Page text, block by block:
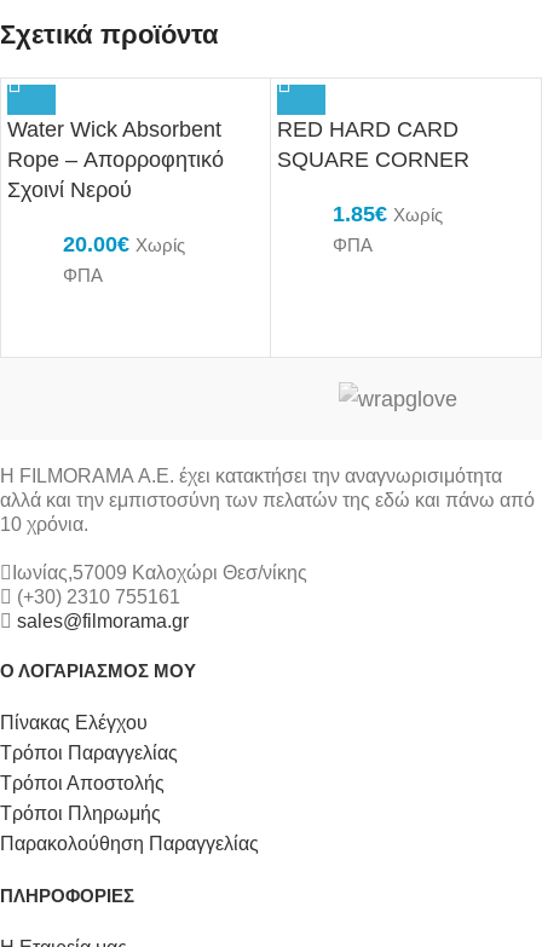
Σχετικά προϊόντα
Water Wick Absorbent
Rope – Απορροφητικό
Σχοινί Νερού
20.00€ Χωρίς
ΦΠΑ
RED HARD CARD
SQUARE CORNER
1.85€ Χωρίς
ΦΠΑ
Η FILMORAMA Α.Ε. έχει κατακτήσει την αναγνωρισιμότητα
αλλά και την εμπιστοσύνη των πελατών της εδώ και πάνω από
10 χρόνια.
Ιωνίας,57009 Καλοχώρι Θεσ/νίκης
(+30) 2310 755161
sales@filmorama.gr
Ο ΛΟΓΑΡΙΑΣΜΟΣ ΜΟΥ
Πίνακας Ελέγχου
Τρόποι Παραγγελίας
Τρόποι Αποστολής
Τρόποι Πληρωμής
Παρακολούθηση Παραγγελίας
ΠΛΗΡΟΦΟΡΙΕΣ